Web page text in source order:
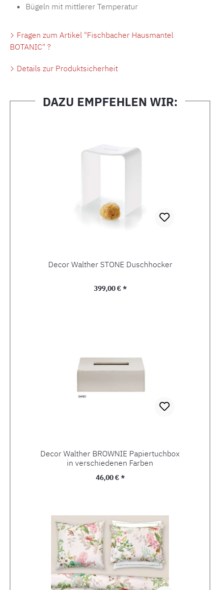
Bügeln mit mittlerer Temperatur
Fragen zum Artikel "Fischbacher Hausmantel
BOTANIC" ?
Details zur Produktsicherheit
DAZU EMPFEHLEN WIR:
Decor Walther STONE Duschhocker
Regulärer Preis:
399,00 € *
Decor Walther BROWNIE Papiertuchbox
in verschiedenen Farben
Regulärer Preis:
46,00 € *